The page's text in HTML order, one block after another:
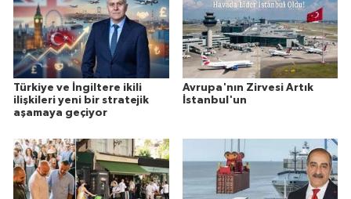
Türkiye ve İngiltere ikili
ilişkileri yeni bir stratejik
aşamaya geçiyor
Avrupa'nın Zirvesi Artık
İstanbul'un